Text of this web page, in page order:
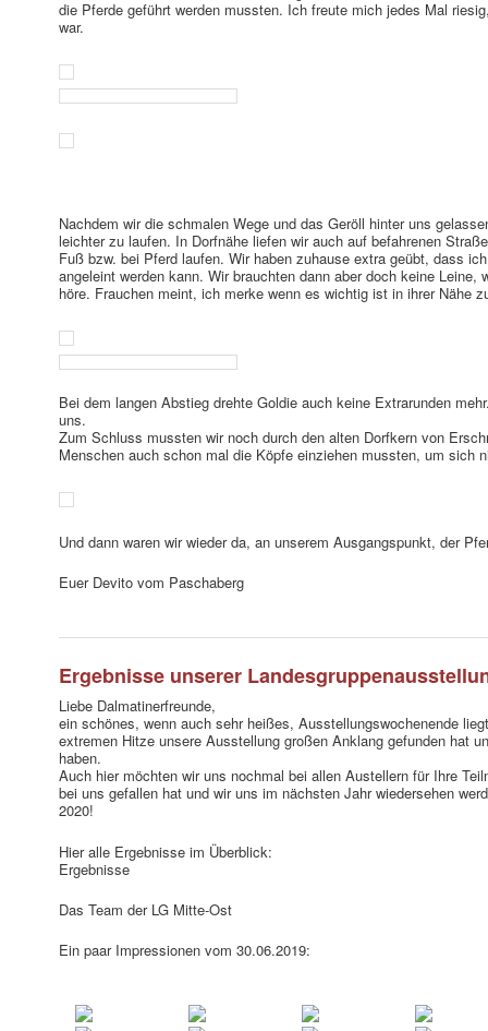
die Pferde geführt werden mussten. Ich freute mich jedes Mal
war.
Nachdem wir die schmalen Wege und das Geröll hinter uns
leichter zu laufen. In Dorfnähe liefen wir auch auf befahrenen
Fuß bzw. bei Pferd laufen. Wir haben zuhause extra geübt, dass
angeleint werden kann. Wir brauchten dann aber doch keine
höre. Frauchen meint, ich merke wenn es wichtig ist in ihrer Nähe
Bei dem langen Abstieg drehte Goldie auch keine Extrarunden
uns.
Zum Schluss mussten wir noch durch den alten Dorfkern von
Menschen auch schon mal die Köpfe einziehen mussten, um sich
Und dann waren wir wieder da, an unserem Ausgangspunkt, der
Euer Devito vom Paschaberg
Ergebnisse unserer
Liebe Dalmatinerfreunde,
ein schönes, wenn auch sehr heißes, Ausstellungswochenende
extremen Hitze unsere Ausstellung großen Anklang gefunden hat
haben.
Auch hier möchten wir uns nochmal bei allen Austellern für Ihre
bei uns gefallen hat und wir uns im nächsten Jahr wiedersehen
2020!
Hier alle Ergebnisse im Überblick:
Ergebnisse
Das Team der LG Mitte-Ost
Ein paar Impressionen vom 30.06.2019: